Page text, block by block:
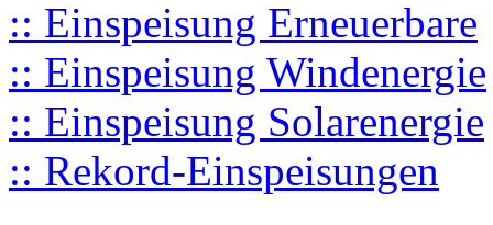
:: Einspeisung Erneuerbare
:: Einspeisung Windenergie
:: Einspeisung Solarenergie
:: Rekord-Einspeisungen